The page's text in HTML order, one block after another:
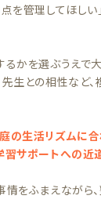
を管理してほしい
かを選ぶうえで
生との相性など
の生活リズムに合
サポートへの近道
情をふまえながら